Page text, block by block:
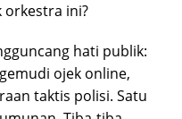
orkestra ini?
hati publik:
ojek online,
taktis polisi. Satu